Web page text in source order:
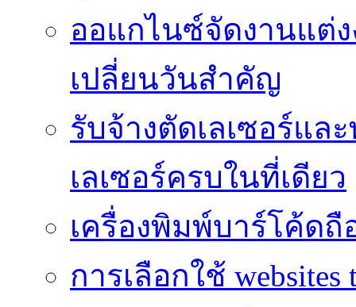
ออแกไนซ์จัดงานแต่
เปลี่ยนวันสำคัญ
รับจ้างตัดเลเซอร์แ
เลเซอร์ครบในที่เดียว
เครื่องพิมพ์บาร์โค้ด
การเลือกใช้ websites